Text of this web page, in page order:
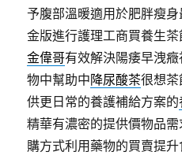
予腹部溫暖適用於肥胖瘦
金版進行護理工商買養生
金偉哥有效解決陽痿早洩
物中幫助中降尿酸茶很想
供更日常的養護補給方案的
精華有濃密的提供價物品
購方式利用藥物的買賣提